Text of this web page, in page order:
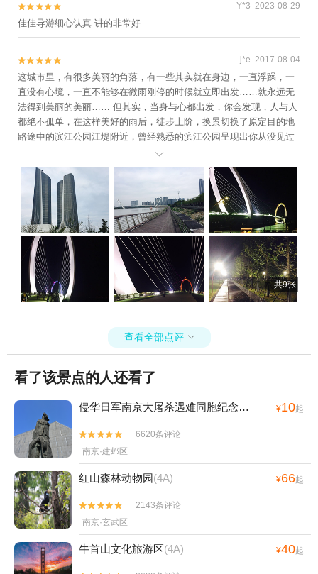

 Y*3 2023-08-29
佳佳导游细心认真 讲的非常好

 j*e 2017-08-04
这城市里，有很多美丽的角落，有一些其实就在身边，一直浮躁，一
直没有心境，一直不能够在微雨刚停的时候就立即出发……就永远无
法得到美丽的美丽…… 但其实，当身与心都出发，你会发现，人与人
都绝不孤单，在这样美好的雨后，徒步上阶，换景切换了原定目的地
路途中的滨江公园江堤附近，曾经熟悉的滨江公园呈现出你从没见过
的美景——不但清代文物“太阳宫”未有得见，满地落英缤纷的晚樱花让
人怀想西湖边灵隐路上最美好的时光，甚至连，3点时候那高达50米的
音乐喷泉也不会偶遇…… 什么水游城，虹悦城，甚至什么西湖盛景喷
泉，其实都有点弱爆了，这里居然有高潮处如天梯般壮烈的水柱，整
个公园立即幻化成迷雾森林般梦幻起来。这也是迪拜塔下的连片喷泉
盛世无法企及的…… 这个午后，心都美丽起来：）

共9张
查看全部点评 
看了该景点的人还看了
侵华日军南京大屠杀遇难同胞纪念馆 ¥10起


6620条评论
南京·建邺区
红山森林动物园(4A) ¥66起


2143条评论
南京·玄武区
牛首山文化旅游区(4A) ¥40起